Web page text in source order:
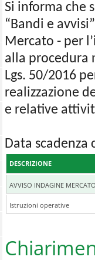
Si informa che
“Bandi e
Mercato - per
alla procedura
Lgs. 50/2016
realizzazione
e relative
Data
DESCRIZIONE
AVVISO INDAGINE
Istruzioni operative